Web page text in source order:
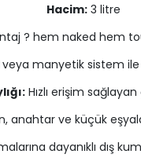
Hacim: 3 litre
? hem naked hem
veya manyetik sistem
Hızlı erişim
anahtar ve küçük
dayanıklı dış